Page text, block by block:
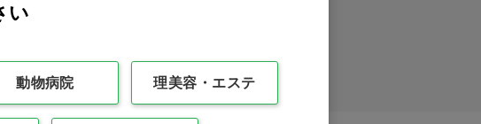
い
動物病院 理美容・エステ